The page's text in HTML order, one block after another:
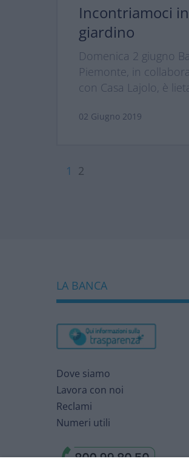
Incontriamoci in
giardino
Domenica 2 giugno
Piemonte, in
con Casa Lajolo, è
giardino”.
02 Giugno 2019
1 2
LA BANCA
Dove siamo
Lavora con noi
Reclami
Numeri utili